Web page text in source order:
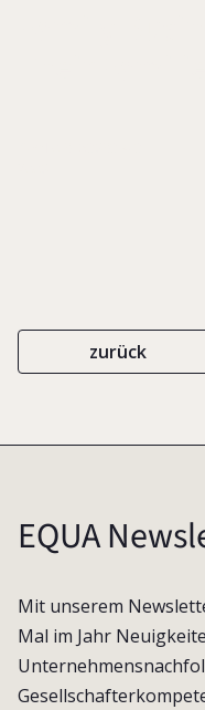
zurück
EQUA
Mit unserem
Mal im Jahr